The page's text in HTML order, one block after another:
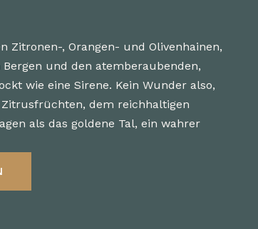
Zitronen-, Orangen- und Olivenhainen,
und den atemberaubenden,
wie eine Sirene. Kein Wunder also,
Zitrusfrüchten, dem reichhaltigen
als das goldene Tal, ein wahrer